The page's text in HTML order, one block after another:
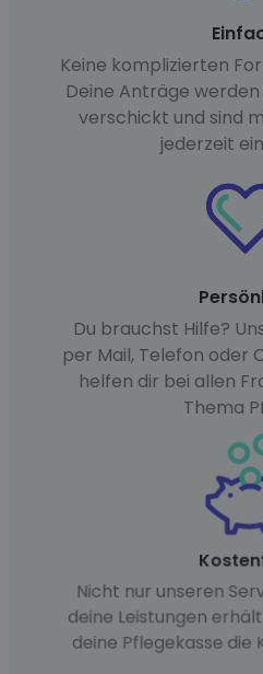
Keine komplizierten
Deine Anträge
verschickt und sind
jederzeit
Du brauchst Hilfe?
per Mail, Telefon oder
helfen dir bei allen
Thema
Nicht nur unseren
deine Leistungen
deine Pflegekasse die